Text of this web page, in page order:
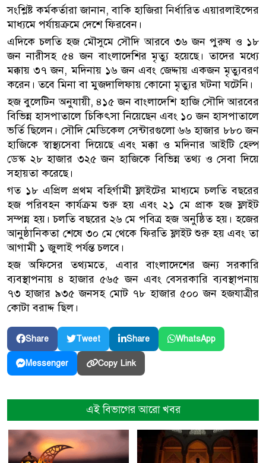
সংশ্লিষ্ট কর্মকর্তারা জানান, বাকি হাজিরা নির্ধারিত এয়ারলাইন্সের
মাধ্যমে পর্যায়ক্রমে দেশে ফিরবেন।
এদিকে চলতি হজ মৌসুমে সৌদি আরবে ৩৬ জন পুরুষ ও ১৮
জন নারীসহ ৫৪ জন বাংলাদেশির মৃত্যু হয়েছে। তাদের মধ্যে
মক্কায় ৩৭ জন, মদিনায় ১৬ জন এবং জেদ্দায় একজন মৃত্যুবরণ
করেন। তবে মিনা বা মুজদালিফায় কোনো মৃত্যুর ঘটনা ঘটেনি।
হজ বুলেটিন অনুযায়ী, ৪১৫ জন বাংলাদেশি হাজি সৌদি আরবের
বিভিন্ন হাসপাতালে চিকিৎসা নিয়েছেন এবং ১০ জন হাসপাতালে
ভর্তি ছিলেন। সৌদি মেডিকেল সেন্টারগুলো ৬৬ হাজার ৮৮০ জন
হাজিকে স্বাস্থ্যসেবা দিয়েছে এবং মক্কা ও মদিনার আইটি হেল্প
ডেস্ক ২৮ হাজার ৩২৫ জন হাজিকে বিভিন্ন তথ্য ও সেবা দিয়ে
সহায়তা করেছে।
গত ১৮ এপ্রিল প্রথম বহির্গামী ফ্লাইটের মাধ্যমে চলতি বছরের
হজ পরিবহন কার্যক্রম শুরু হয় এবং ২১ মে প্রাক হজ ফ্লাইট
সম্পন্ন হয়। চলতি বছরের ২৬ মে পবিত্র হজ অনুষ্ঠিত হয়। হজের
আনুষ্ঠানিকতা শেষে ৩০ মে থেকে ফিরতি ফ্লাইট শুরু হয় এবং তা
আগামী ১ জুলাই পর্যন্ত চলবে।
হজ অফিসের তথ্যমতে, এবার বাংলাদেশের জন্য সরকারি
ব্যবস্থাপনায় ৪ হাজার ৫৬৫ জন এবং বেসরকারি ব্যবস্থাপনায়
৭৩ হাজার ৯৩৫ জনসহ মোট ৭৮ হাজার ৫০০ জন হজযাত্রীর
কোটা বরাদ্দ ছিল।
Share Tweet Share WhatsApp
Messenger Copy Link
এই বিভাগের আরো খবর